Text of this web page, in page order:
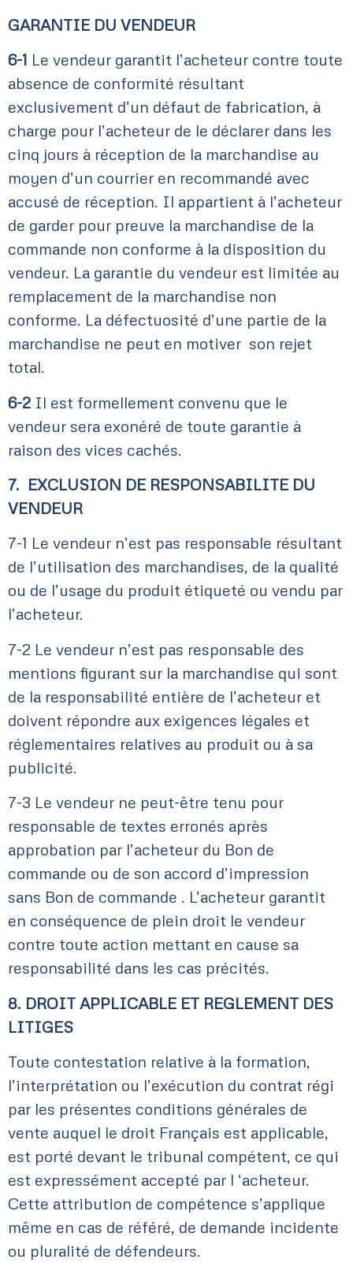
GARANTIE DU VENDEUR
6-1 Le vendeur garantit l’acheteur contre toute
absence de conformité résultant
exclusivement d’un défaut de fabrication, à
charge pour l’acheteur de le déclarer dans les
cinq jours à réception de la marchandise au
moyen d’un courrier en recommandé avec
accusé de réception. Il appartient à l’acheteur
de garder pour preuve la marchandise de la
commande non conforme à la disposition du
vendeur. La garantie du vendeur est limitée au
remplacement de la marchandise non
conforme. La défectuosité d’une partie de la
marchandise ne peut en motiver son rejet
total.
6-2 Il est formellement convenu que le
vendeur sera exonéré de toute garantie à
raison des vices cachés.
7. EXCLUSION DE RESPONSABILITE DU
VENDEUR
7-1 Le vendeur n’est pas responsable résultant
de l’utilisation des marchandises, de la qualité
ou de l’usage du produit étiqueté ou vendu par
l’acheteur.
7-2 Le vendeur n’est pas responsable des
mentions figurant sur la marchandise qui sont
de la responsabilité entière de l’acheteur et
doivent répondre aux exigences légales et
réglementaires relatives au produit ou à sa
publicité.
7-3 Le vendeur ne peut-être tenu pour
responsable de textes erronés après
approbation par l’acheteur du Bon de
commande ou de son accord d’impression
sans Bon de commande . L’acheteur garantit
en conséquence de plein droit le vendeur
contre toute action mettant en cause sa
responsabilité dans les cas précités.
8. DROIT APPLICABLE ET REGLEMENT DES
LITIGES
Toute contestation relative à la formation,
l’interprétation ou l’exécution du contrat régi
par les présentes conditions générales de
vente auquel le droit Français est applicable,
est porté devant le tribunal compétent, ce qui
est expressément accepté par l ‘acheteur.
Cette attribution de compétence s’applique
même en cas de référé, de demande incidente
ou pluralité de défendeurs.